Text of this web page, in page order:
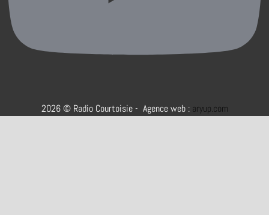
2026 © Radio Courtoisie - Agence web : aryup.com